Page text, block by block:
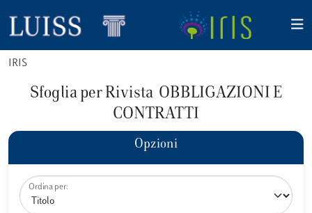
IRIS
Sfoglia per Rivista OBBLIGAZIONI E
CONTRATTI
Opzioni
Ordina per: